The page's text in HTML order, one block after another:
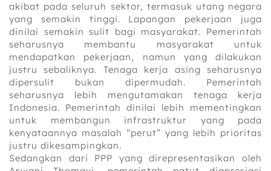
akibat pada seluruh sektor, termasuk utang negara
yang semakin tinggi. Lapangan pekerjaan juga
dinilai semakin sulit bagi masyarakat. Pemerintah
seharusnya membantu masyarakat untuk
mendapatkan pekerjaan, namun yang dilakukan
justru sebaliknya. Tenaga kerja asing seharusnya
dipersulit bukan dipermudah. Pemerintah
seharusnya lebih mengutamakan tenaga kerja
Indonesia. Pemerintah dinilai lebih mementingkan
untuk membangun infrastruktur yang pada
kenyataannya masalah “perut” yang lebih prioritas
justru dikesampingkan.
Sedangkan dari PPP yang direpresentasikan oleh